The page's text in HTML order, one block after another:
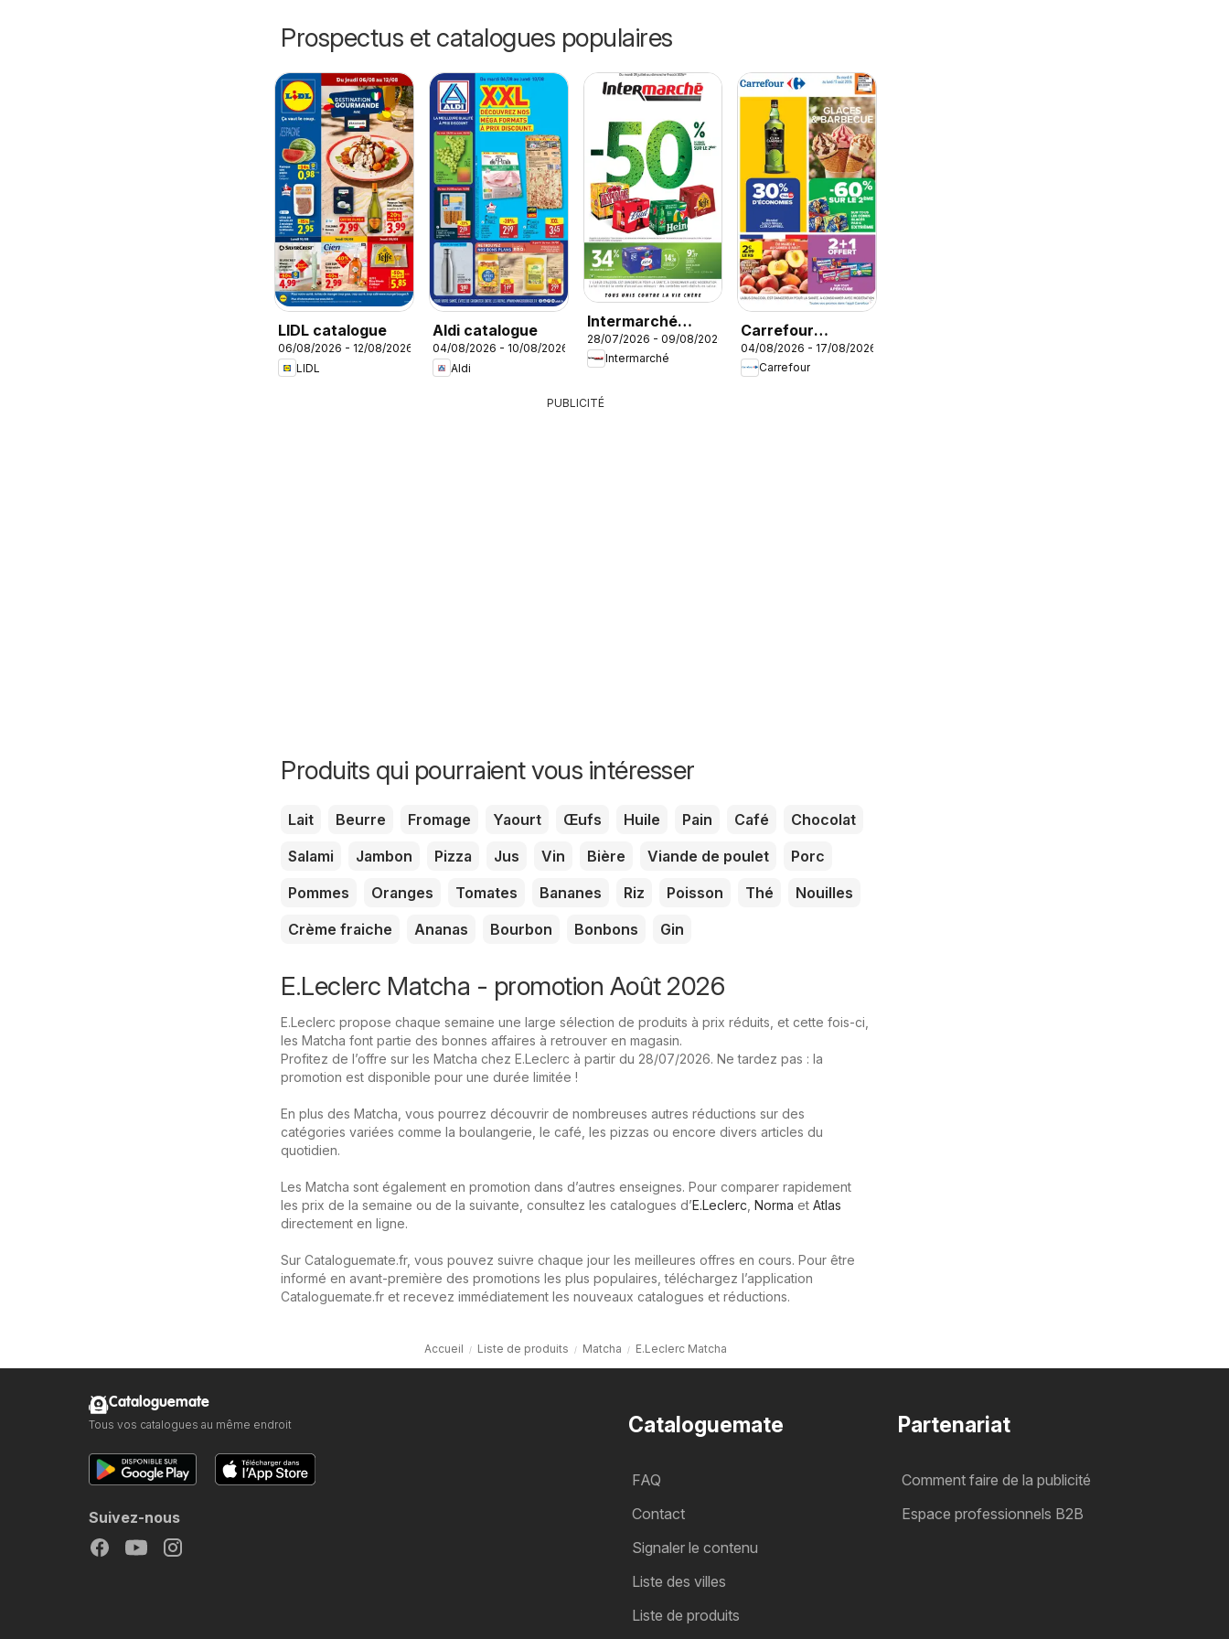
Prospectus et catalogues populaires
LIDL catalogue
06/08/2026 - 12/08/2026
LIDL
Aldi catalogue
04/08/2026 - 10/08/2026
Aldi
Intermarché
catalogue
28/07/2026 - 09/08/2026
Intermarché
Carrefour
catalogue
04/08/2026 - 17/08/2026
Carrefour
PUBLICITÉ
Produits qui pourraient vous intéresser
Lait Beurre Fromage Yaourt Œufs Huile Pain Café
Chocolat
Salami
Jambon Pizza Jus Vin Bière Viande de poulet
Porc
Pommes
Oranges Tomates Bananes Riz Poisson Thé
Nouilles
Crème fraiche
Ananas Bourbon Bonbons Gin
E.Leclerc Matcha - promotion Août 2026
E.Leclerc propose chaque semaine une large sélection de produits à prix réduits, et cette fois-ci,
les Matcha font partie des bonnes affaires à retrouver en magasin.
Profitez de l’offre sur les Matcha chez E.Leclerc à partir du 28/07/2026. Ne tardez pas : la
promotion est disponible pour une durée limitée !
En plus des Matcha, vous pourrez découvrir de nombreuses autres réductions sur des
catégories variées comme la boulangerie, le café, les pizzas ou encore divers articles du
quotidien.
Les Matcha sont également en promotion dans d’autres enseignes. Pour comparer rapidement
les prix de la semaine ou de la suivante, consultez les catalogues d’E.Leclerc Norma et Atlas
directement en ligne.
Sur Cataloguemate.fr, vous pouvez suivre chaque jour les meilleures offres en cours. Pour être
informé en avant-première des promotions les plus populaires, téléchargez l’application
Cataloguemate.fr et recevez immédiatement les nouveaux catalogues et réductions.
Accueil Liste de produits Matcha E.Leclerc Matcha
Cataloguemate
FAQ
Contact
Signaler le contenu
Liste des villes
Liste de produits
Partenariat
Comment faire de la publicité
Espace professionnels B2B
Cataloguemate
Tous vos catalogues au même endroit
Suivez-nous